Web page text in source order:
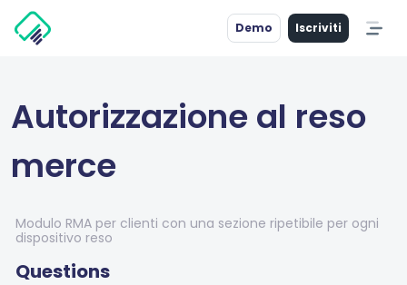
Demo Iscriviti
Autorizzazione al reso
merce
Modulo RMA per clienti con una sezione ripetibile per ogni
dispositivo reso
Questions